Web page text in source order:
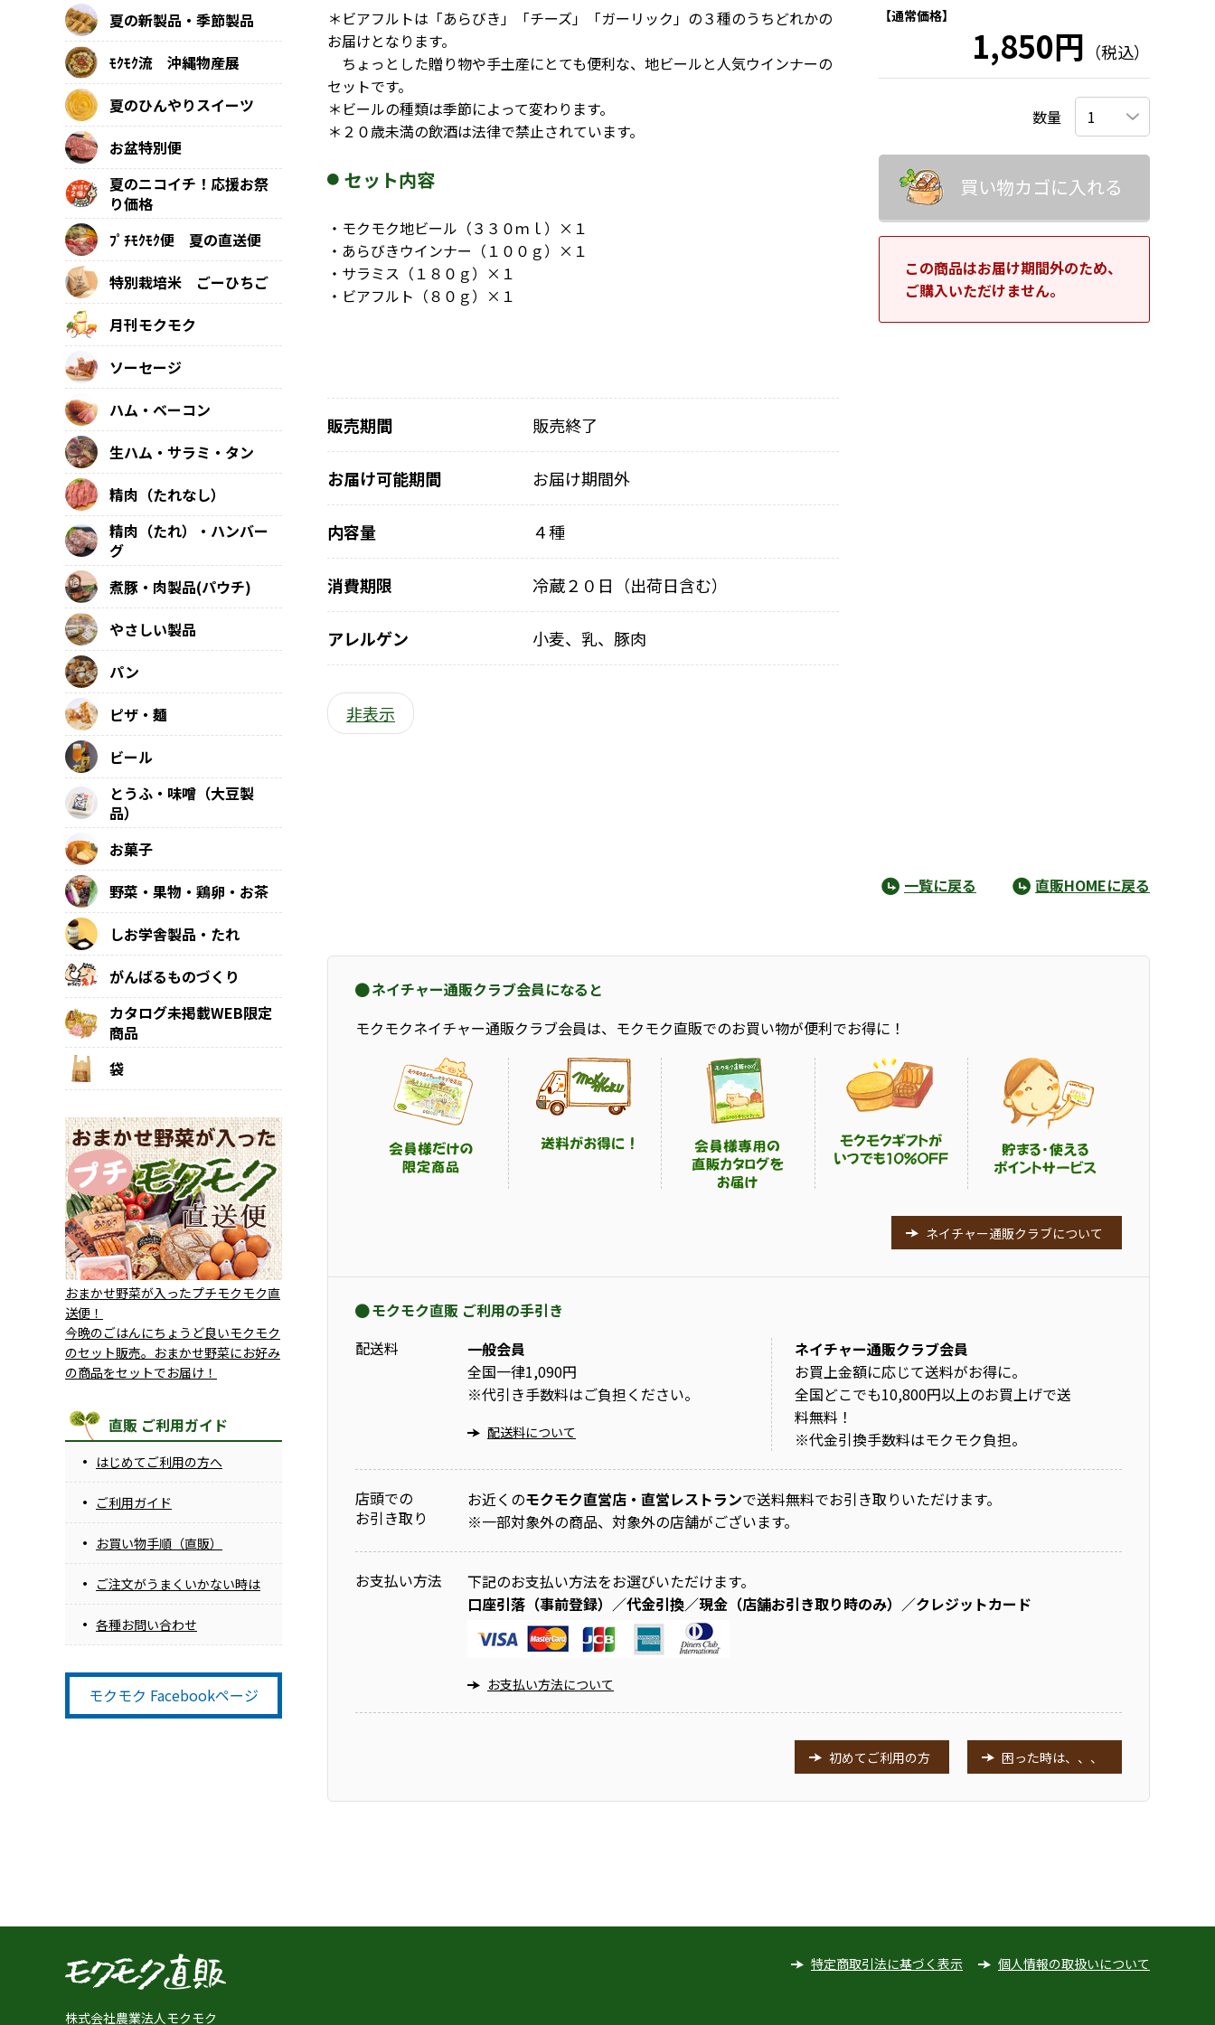
＊ビアフルトは「あらびき」「チーズ」「ガーリック」の３種のうちどれかの
お届けとなります。
ちょっとした贈り物や手土産にとても便利な、地ビールと人気ウインナーの
セットです。
＊ビールの種類は季節によって変わります。
＊２０歳未満の飲酒は法律で禁止されています。
セット内容
・モクモク地ビール（３３０ｍｌ）×１
・あらびきウインナー（１００ｇ）×１
・サラミス（１８０ｇ）×１
・ビアフルト（８０ｇ）×１
販売期間 販売終了
お届け可能期間 お届け期間外
内容量 ４種
消費期限 冷蔵２０日（出荷日含む）
アレルゲン 小麦、乳、豚肉
非表示
【通常価格】
1,850円 （税込）
数量
買い物カゴに入れる
この商品はお届け期間外のため、
ご購入いただけません。
一覧に戻る 直販HOMEに戻る
夏の新製品・季節製品
ﾓｸﾓｸ流 沖縄物産展
夏のひんやりスイーツ
お盆特別便
夏のニコイチ！応援お祭
り価格
ﾌﾟﾁﾓｸﾓｸ便 夏の直送便
特別栽培米 ごーひちご
月刊モクモク
ソーセージ
ハム・ベーコン
生ハム・サラミ・タン
精肉（たれなし）
精肉（たれ）・ハンバー
グ
煮豚・肉製品(パウチ)
やさしい製品
パン
ピザ・麺
ビール
とうふ・味噌（大豆製
品）
お菓子
野菜・果物・鶏卵・お茶
しお学舎製品・たれ
がんばるものづくり
カタログ未掲載WEB限定
商品
袋
おまかせ野菜が入ったプチモクモク直
送便！
今晩のごはんにちょうど良いモクモク
のセット販売。おまかせ野菜にお好み
の商品をセットでお届け！
直販 ご利用ガイド
はじめてご利用の方へ
ご利用ガイド
お買い物手順（直販）
ご注文がうまくいかない時は
各種お問い合わせ
モクモク Facebookページ
ネイチャー通販クラブ会員になると
モクモクネイチャー通販クラブ会員は、モクモク直販でのお買い物が便利でお得に！
ネイチャー通販クラブについて
モクモク直販 ご利用の手引き
配送料
一般会員
全国一律1,090円
※代引き手数料はご負担ください。
配送料について
ネイチャー通販クラブ会員
お買上金額に応じて送料がお得に。
全国どこでも10,800円以上のお買上げで送
料無料！
※代金引換手数料はモクモク負担。
店頭での
お引き取り
お近くのモクモク直営店・直営レストランで送料無料でお引き取りいただけます。
※一部対象外の商品、対象外の店舗がございます。
お支払い方法
下記のお支払い方法をお選びいただけます。
口座引落（事前登録）／代金引換／現金（店舗お引き取り時のみ）／クレジットカード
お支払い方法について
初めてご利用の方 困った時は、、、
株式会社農業法人モクモク
特定商取引法に基づく表示 個人情報の取扱いについて